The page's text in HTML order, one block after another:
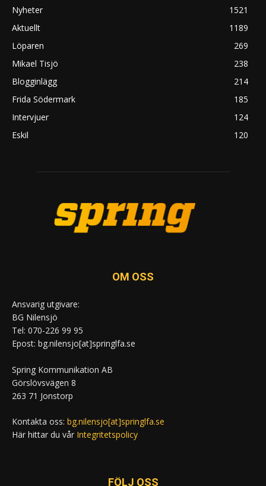
Nyheter
1521
Aktuellt
1189
Löparen
269
Mikael Tisjö
238
Blogginlägg
214
Frida Södermark
185
Intervjuer
124
Eskil
120
OM OSS
Ansvarig utgivare:
BG Nilensjö
Tel: 070-226 99 95
Epost: bg.nilensjo[at]springlfa.se
Spring Kommunikation AB
Görslövsvägen 8
263 71 Jonstorp
Kontakta oss: bg.nilensjo[at]springlfa.se
Här hittar du vår Integritetspolicy
FÖLJ OSS